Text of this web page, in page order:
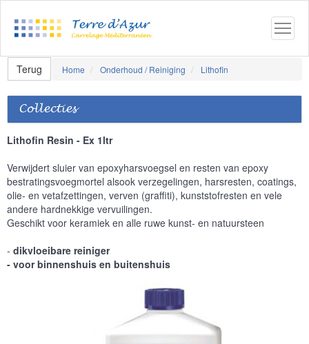
Terug Home Onderhoud / Reiniging Lithofin
Collecties
Lithofin Resin - Ex 1ltr
Verwijdert sluier van epoxyharsvoegsel en resten van epoxy
bestratingsvoegmortel alsook verzegelingen, harsresten, coatings,
olie- en vetafzettingen, verven (graffiti), kunststofresten en vele
andere hardnekkige vervuilingen.
Geschikt voor keramiek en alle ruwe kunst- en natuursteen
- dikvloeibare reiniger
- voor binnenshuis en buitenshuis